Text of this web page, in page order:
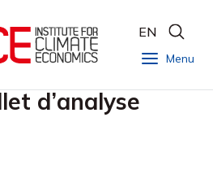
Menu
EN
d’analyse